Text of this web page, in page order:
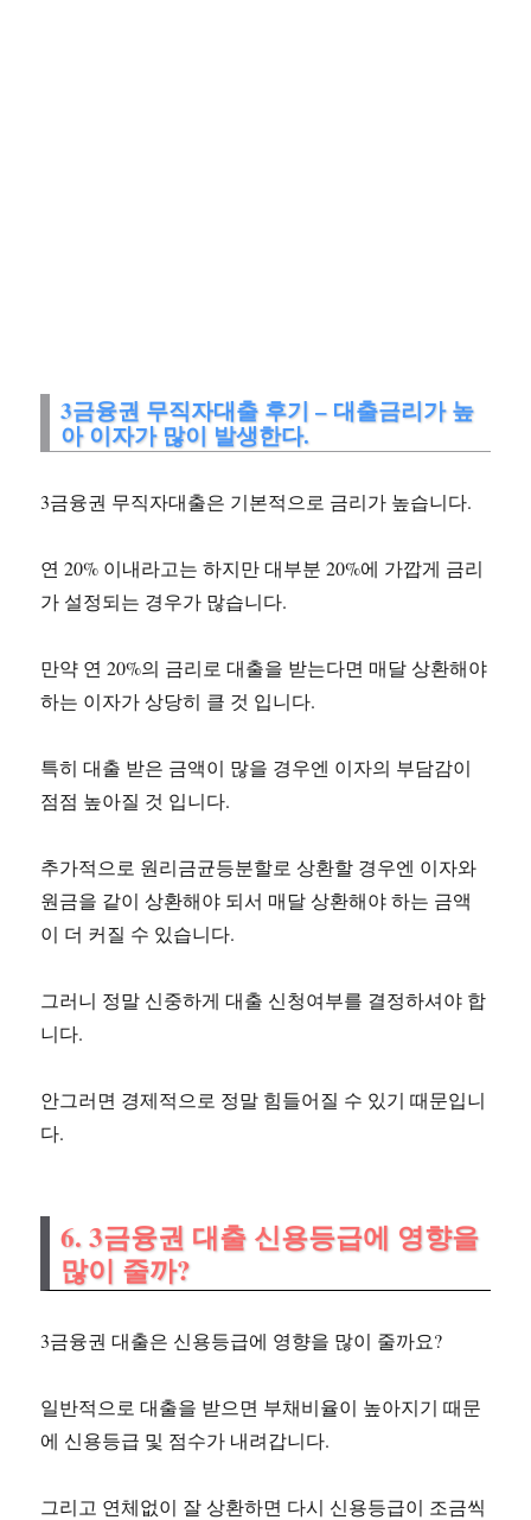
3금융권 무직자대출 후기 – 대출금리가 높
아 이자가 많이 발생한다.
3금융권 무직자대출은 기본적으로 금리가 높습니다.
연 20% 이내라고는 하지만 대부분 20%에 가깝게 금리
가 설정되는 경우가 많습니다.
만약 연 20%의 금리로 대출을 받는다면 매달 상환해야
하는 이자가 상당히 클 것 입니다.
특히 대출 받은 금액이 많을 경우엔 이자의 부담감이
점점 높아질 것 입니다.
추가적으로 원리금균등분할로 상환할 경우엔 이자와
원금을 같이 상환해야 되서 매달 상환해야 하는 금액
이 더 커질 수 있습니다.
그러니 정말 신중하게 대출 신청여부를 결정하셔야 합
니다.
안그러면 경제적으로 정말 힘들어질 수 있기 때문입니
다.
6. 3금융권 대출 신용등급에 영향을
많이 줄까?
3금융권 대출은 신용등급에 영향을 많이 줄까요?
일반적으로 대출을 받으면 부채비율이 높아지기 때문
에 신용등급 및 점수가 내려갑니다.
그리고 연체없이 잘 상환하면 다시 신용등급이 조금씩